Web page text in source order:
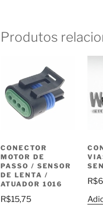
Produtos
CONECTOR
MOTOR DE
PASSO / SENSOR
DE LENTA /
ATUADOR 1016
R$15,75
R$